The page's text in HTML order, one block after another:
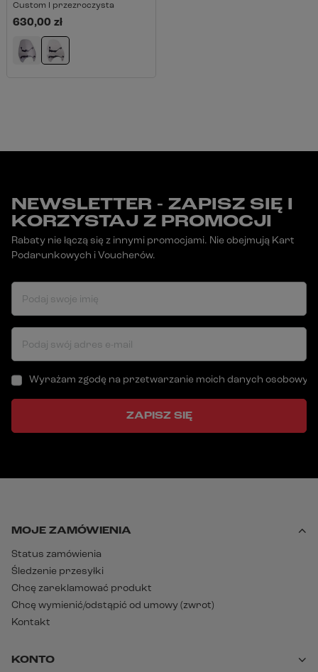
Custom I przezroczysta
630,00 zł
NEWSLETTER - ZAPISZ SIĘ I
KORZYSTAJ Z PROMOCJI
Rabaty nie łączą się z innymi promocjami. Nie obejmują Kart
Podarunkowych i Voucherów.
Podaj swoje imię
Podaj swój adres e-mail
Wyrażam zgodę na przetwarzanie moich danych
ZAPISZ SIĘ
MOJE ZAMÓWIENIA
Status zamówienia
Śledzenie przesyłki
Chcę zareklamować produkt
Chcę wymienić/odstąpić od umowy (zwrot)
Kontakt
KONTO